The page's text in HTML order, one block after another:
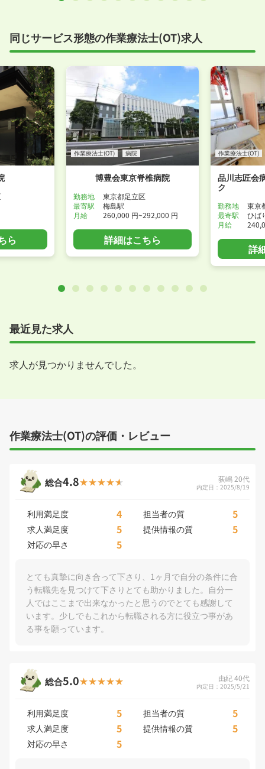
同じサービス形態の作業療法士(OT)求人
ら
作業療法士(OT) 病院
博豊会東京脊椎病院
勤務地
東京都足立区
最寄駅
梅島駅
月給
260,000 円~292,000 円
詳細はこちら
作業療法士(OT)
品川志匠会
ク
勤務地
東京
最寄駅
ひば
月給
詳
最近見た求人
求人が見つかりませんでした。
作業療法士(OT)の評価・レビュー
総合4.8 荻嶋 20代
内定日：2025/8/19
利用満足度 4 担当者の質 5
求人満足度 5 提供情報の質 5
対応の早さ 5
とても真摯に向き合って下さり、1ヶ月で自分の条件に合
う転職先を見つけて下さりとても助かりました。自分一
人ではここまで出来なかったと思うのでとても感謝して
います。少しでもこれから転職される方に役立つ事があ
る事を願っています。
総合5.0 由紀 40代
内定日：2025/5/21
利用満足度 5 担当者の質 5
求人満足度 5 提供情報の質 5
対応の早さ 5